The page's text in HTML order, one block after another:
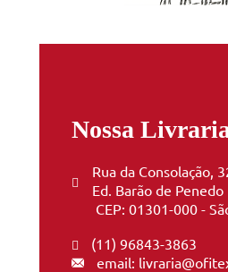
Nossa
Rua da Consolação,
Ed. Barão de Penedo
CEP: 01301-000 -
(11) 96843-3863
email: